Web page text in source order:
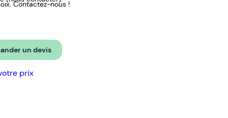
Contactez-nous !
un devis
prix